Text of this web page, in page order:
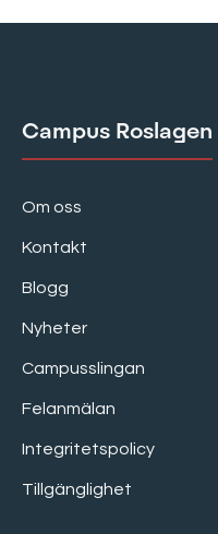
Campus Roslagen
Om oss
Kontakt
Blogg
Nyheter
Campusslingan
Felanmälan
Integritetspolicy
Tillgänglighet